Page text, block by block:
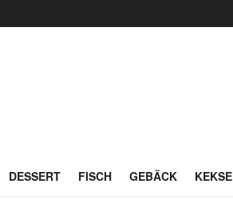
DESSERT FISCH GEBÄCK KEKSE